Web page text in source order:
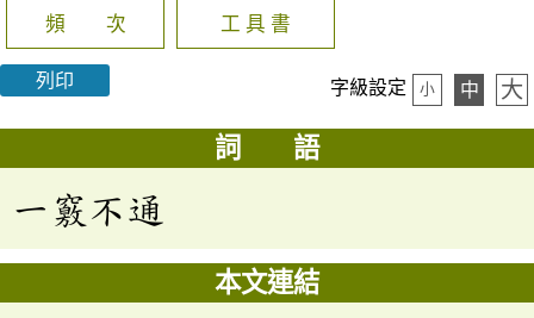
頻 次 工 具 書
列印 字級設定 小 中 大
詞 語
一竅不通
本文連結